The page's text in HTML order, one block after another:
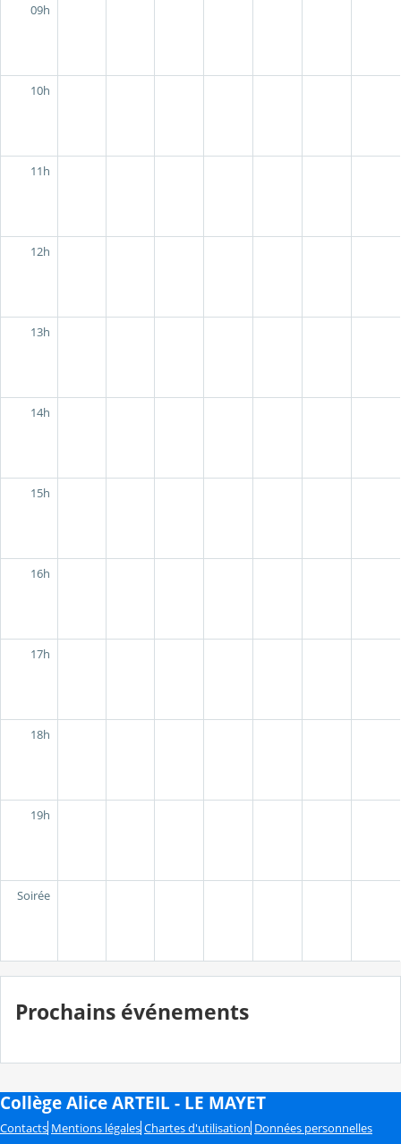
09h
10h
11h
12h
13h
14h
15h
16h
17h
18h
19h
Soirée
Prochains événements
Collège Alice ARTEIL - LE MAYET
Contacts Mentions légales Chartes d'utilisation Données personnelles